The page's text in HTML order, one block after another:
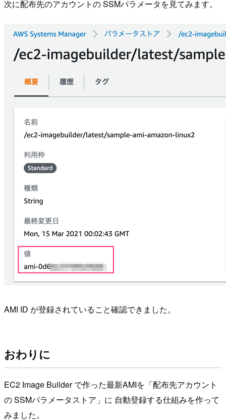
次に配布先のアカウントの SSMパラメータを見てみます。
AMI ID が登録されていること確認できました。
おわりに
EC2 Image Builder で作った最新AMIを「配布先アカウント
の SSMパラメータストア」に 自動登録する仕組みを作って
みました。